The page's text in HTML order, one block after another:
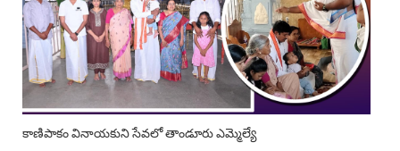
కాణిపాకం వినాయకుని సేవలో తాండూరు ఎమ్మెల్యే